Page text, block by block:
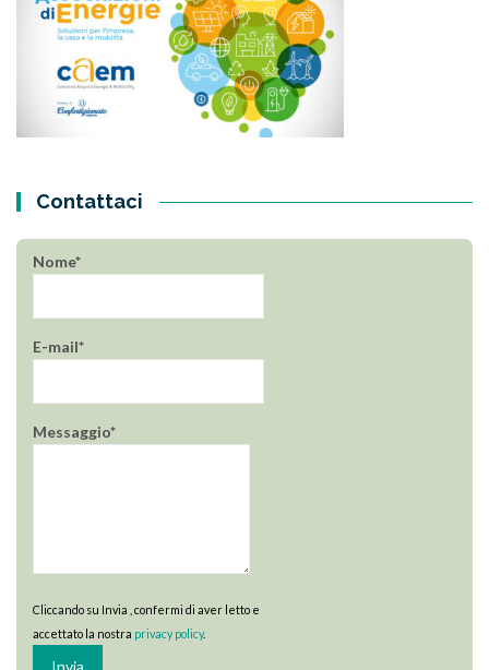
Contattaci
Nome*
E-mail*
Messaggio*
Cliccando su Invia , confermi di aver letto e
accettato la nostra privacy policy.